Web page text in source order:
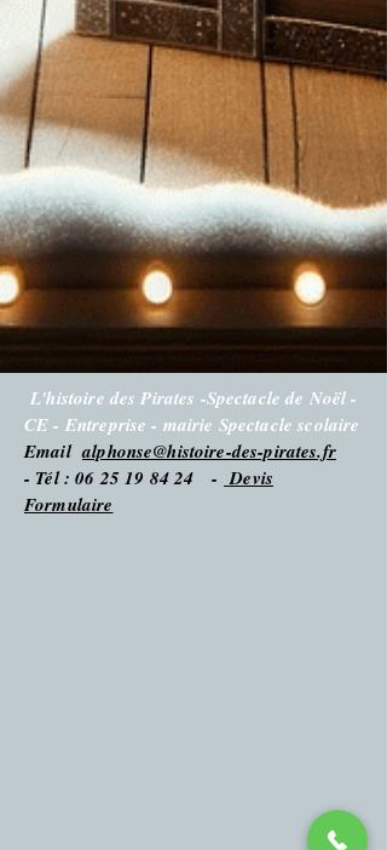
L'histoire des Pirates -Spectacle de Noël -
CE - Entreprise - mairie Spectacle scolaire
Emailalphonse@histoire-des-pirates.fr
- Tél : 06 25 19 84 24 - Devis
Formulaire